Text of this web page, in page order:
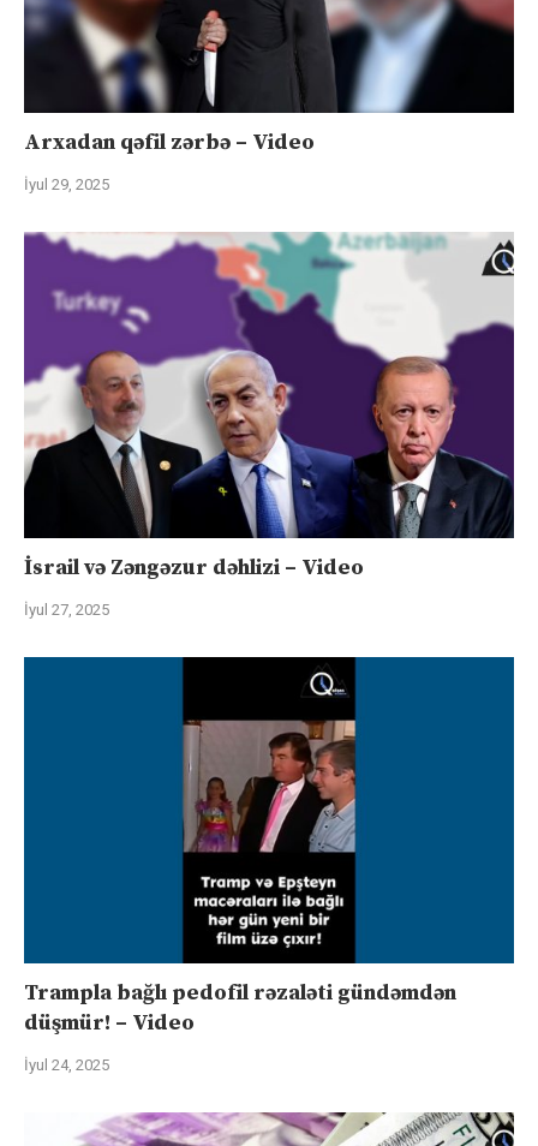
Arxadan qəfil zərbə – Video
İyul 29, 2025
İsrail və Zəngəzur dəhlizi – Video
İyul 27, 2025
Trampla bağlı pedofil rəzaləti gündəmdən
düşmür! – Video
İyul 24, 2025